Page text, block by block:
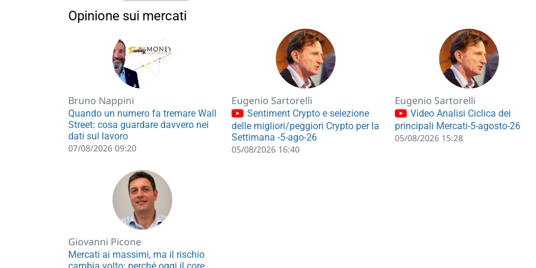
Opinione sui mercati
Bruno Nappini
Quando un numero fa tremare Wall
Street: cosa guardare davvero nei
dati sul lavoro
07/08/2026 09:20
Eugenio Sartorelli
Sentiment Crypto e selezione
delle migliori/peggiori Crypto per la
Settimana -5-ago-26
05/08/2026 16:40
Eugenio Sartorelli
Video Analisi Ciclica dei
principali Mercati-5-agosto-26
05/08/2026 15:28
Giovanni Picone
Mercati ai massimi, ma il rischio